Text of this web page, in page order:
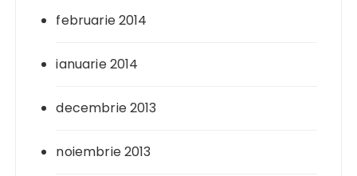
februarie 2014
ianuarie 2014
decembrie 2013
noiembrie 2013